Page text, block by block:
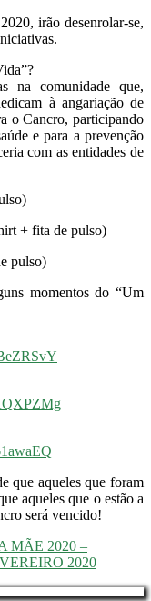
irão desenrolar-se,
na comunidade que,
à angariação de
o Cancro, participando
e para a prevenção
com as entidades de
+ fita de pulso)
pulso)
momentos do “Um
que aqueles que foram
aqueles que o estão a
será vencido!
MÃE 2020 –
2020